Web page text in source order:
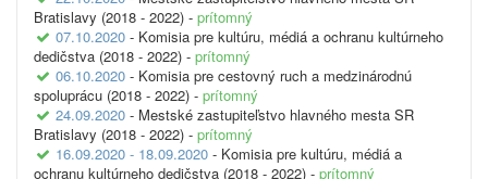
Bratislavy (2018 - 2022) - prítomný
07.10.2020 - Komisia pre kultúru, médiá a ochranu kultúrneho
dedičstva (2018 - 2022) - prítomný
06.10.2020 - Komisia pre cestovný ruch a medzinárodnú
spoluprácu (2018 - 2022) - prítomný
24.09.2020 - Mestské zastupiteľstvo hlavného mesta SR
Bratislavy (2018 - 2022) - prítomný
16.09.2020 - 18.09.2020 - Komisia pre kultúru, médiá a
ochranu kultúrneho dedičstva (2018 - 2022) - prítomný